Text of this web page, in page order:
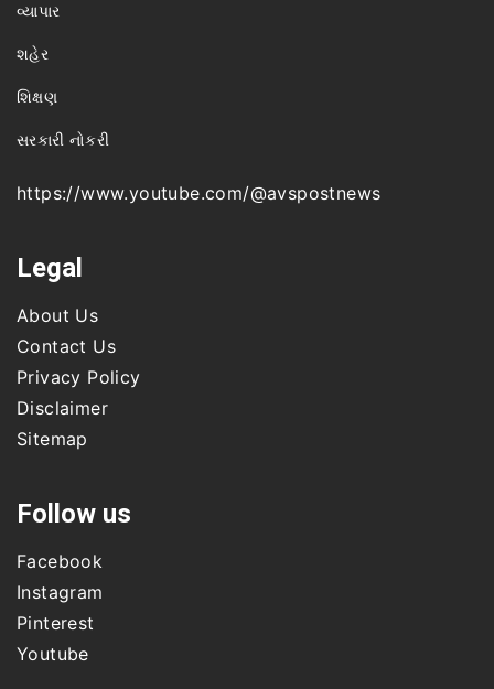
વ્યાપાર
શહેર
શિક્ષણ
સરકારી નોકરી
https://www.youtube.com/@avspostnews
Legal
About Us
Contact Us
Privacy Policy
Disclaimer
Sitemap
Follow us
Facebook
Instagram
Pinterest
Youtube